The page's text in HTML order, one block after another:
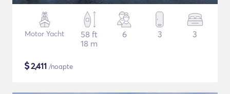
Motor Yacht
58 ft
18 m
6 3 3
$2,411 /noapte